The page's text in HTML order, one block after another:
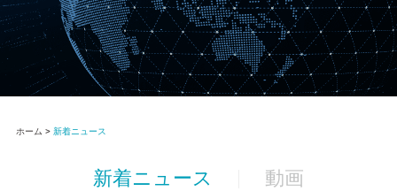
ホーム > 新着ニュース
新着ニュース 動画